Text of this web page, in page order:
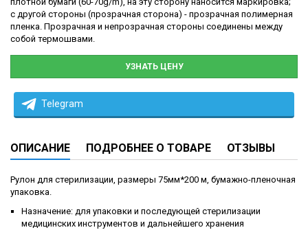
с другой стороны (прозрачная сторона) - прозрачная полимерная
пленка. Прозрачная и непрозрачная стороны соединены между
собой термошвами.
УЗНАТЬ ЦЕНУ
Telegram
ОПИСАНИЕ ПОДРОБНЕЕ О ТОВАРЕ ОТЗЫВЫ
Рулон для стерилизации, размеры 75мм*200 м, бумажно-пленочная
упаковка.
Назначение: для упаковки и последующей стерилизации
медицинских инструментов и дальнейшего хранения